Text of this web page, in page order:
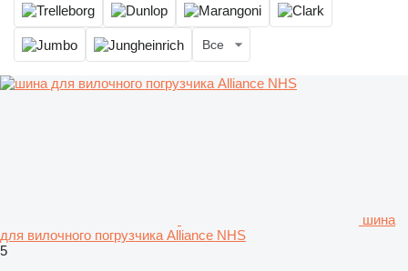
Все
шина
для вилочного погрузчика Alliance NHS
5